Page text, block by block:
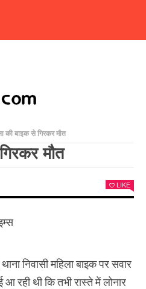
की बाइक से गिरकर मौत
मौत
LIKE
निवासी महिला बाइक पर सवार
रही थी कि तभी रास्ते में लोनार